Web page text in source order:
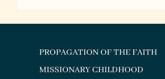
PROPAGATION OF THE FAITH
MISSIONARY CHILDHOOD